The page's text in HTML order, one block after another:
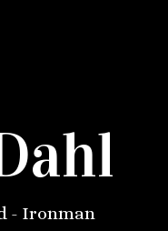
- Ironman